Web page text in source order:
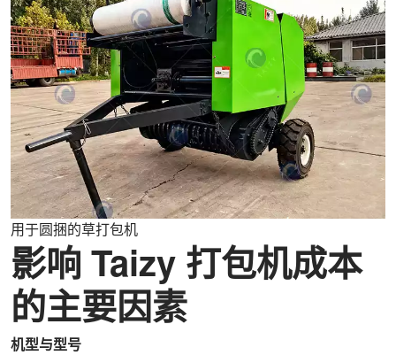
用于圆捆的草打包机
影响 Taizy 打包机成本
的主要因素
机型与型号